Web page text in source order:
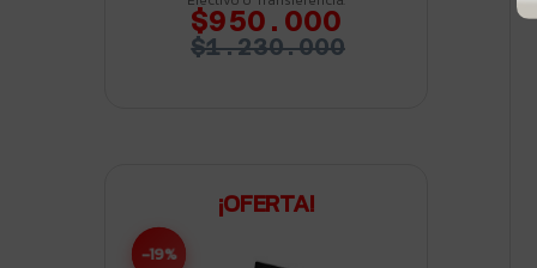
$950.000
$1.230.000
¡OFERTA!
-19%